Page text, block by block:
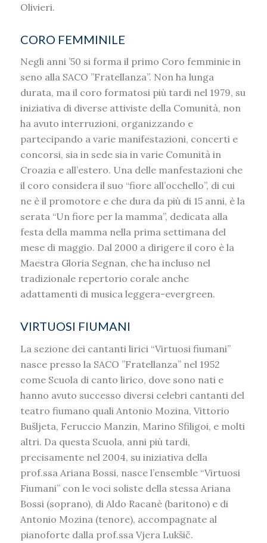
Olivieri.
CORO FEMMINILE
Negli anni ’50 si forma il primo Coro femminie in
seno alla SACO ”Fratellanza”. Non ha lunga
durata, ma il coro formatosi più tardi nel 1979, su
iniziativa di diverse attiviste della Comunità, non
ha avuto interruzioni, organizzando e
partecipando a varie manifestazioni, concerti e
concorsi, sia in sede sia in varie Comunità in
Croazia e all’estero. Una delle manfestazioni che
il coro considera il suo “fiore all’occhello”, di cui
ne è il promotore e che dura da più di 15 anni, è la
serata “Un fiore per la mamma”, dedicata alla
festa della mamma nella prima settimana del
mese di maggio. Dal 2000 a dirigere il coro è la
Maestra Gloria Segnan, che ha incluso nel
tradizionale repertorio corale anche
adattamenti di musica leggera-evergreen.
VIRTUOSI FIUMANI
La sezione dei cantanti lirici “Virtuosi fiumani”
nasce presso la SACO ”Fratellanza” nel 1952
come Scuola di canto lirico, dove sono nati e
hanno avuto successo diversi celebri cantanti del
teatro fiumano quali Antonio Mozina, Vittorio
Bušljeta, Feruccio Manzin, Marino Sfiligoi, e molti
altri. Da questa Scuola, anni più tardi,
precisamente nel 2004, su iniziativa della
prof.ssa Ariana Bossi, nasce l’ensemble “Virtuosi
Fiumani” con le voci soliste della stessa Ariana
Bossi (soprano), di Aldo Racanè (baritono) e di
Antonio Mozina (tenore), accompagnate al
pianoforte dalla prof.ssa Vjera Lukšič.